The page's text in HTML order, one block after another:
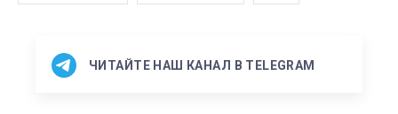
ЧИТАЙТЕ НАШ КАНАЛ В TELEGRAM